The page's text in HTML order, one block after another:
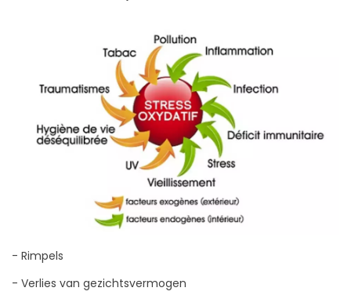
- Rimpels
- Verlies van gezichtsvermogen